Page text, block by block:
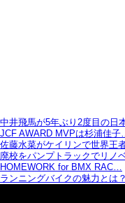
中井飛馬が5年ぶり2度目の日
JCF AWARD MVPは杉浦佳
佐藤水菜がケイリンで世界王
廃校をパンプトラックでリノ
HOMEWORK for BMX RAC…
ランニングバイクの魅力とは